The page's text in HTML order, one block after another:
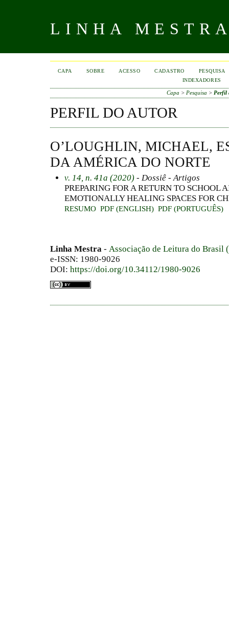
LINHA
CAPA SOBRE ACESSO CADASTRO
PESQUISA
INDEXADORES
Capa > Pesquisa > Perfil
PERFIL DO AUTOR
O’LOUGHLIN, MICHAEL,
DA AMÉRICA DO NORTE
v. 14, n. 41a (2020) - Dossiê - Artigos
PREPARING FOR A RETURN TO SCHOOL
EMOTIONALLY HEALING SPACES FOR
RESUMO PDF (ENGLISH) PDF (PORTUGUÊS)
Linha Mestra - Associação de Leitura do Brasil
e-ISSN: 1980-9026
DOI: https://doi.org/10.34112/1980-9026